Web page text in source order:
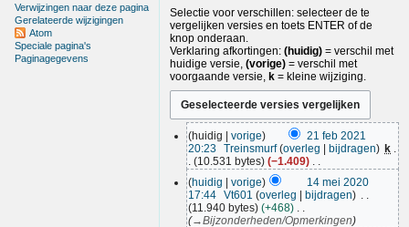
Verwijzingen naar deze pagina
Gerelateerde wijzigingen
Atom
Speciale pagina's
Paginagegevens
Selectie voor verschillen: selecteer de te
vergelijken versies en toets ENTER of de
knop onderaan.
Verklaring afkortingen: (huidig)= verschil met
huidige versie, (vorige)= verschil met
voorgaande versie, k= kleine wijziging.
b
huidig vorige
21 feb 2021
20:23 Treinsmurf overleg bijdragen
k
10.531 bytes
−1.409
G
e
e
n
b
huidig vorige
14 mei 2020
17:44 Vt601 overleg
bijdragen
11.940 bytes
+468
→Bijzonderheden/Opmerkingen